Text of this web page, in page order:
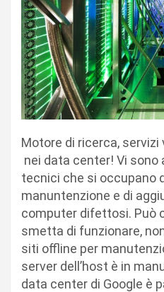
Motore di ricerca,
nei data center! Vi
tecnici che si occupano
manuntenzione e di
computer difettosi. Può
smetta di funzionare,
siti offline per
server dell’host è in
data center di Google è